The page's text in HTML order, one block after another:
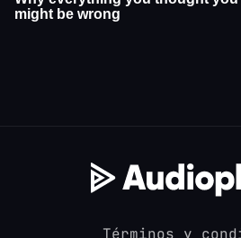
Términos y